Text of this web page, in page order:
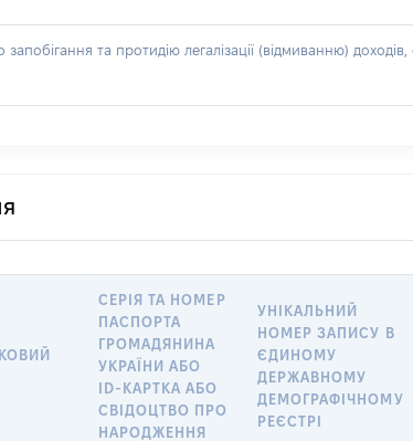
та протидію легалізації (відмиванню)
СЕРІЯ ТА НОМЕР
ПАСПОРТА
ГРОМАДЯНИНА
УКРАЇНИ АБО
ID-КАРТКА АБО
СВІДОЦТВО ПРО
НАРОДЖЕННЯ
УНІКАЛЬНИЙ
НОМЕР ЗАПИСУ В
ЄДИНОМУ
ДЕРЖАВНОМУ
ДЕМОГРАФІЧНОМУ
РЕЄСТРІ